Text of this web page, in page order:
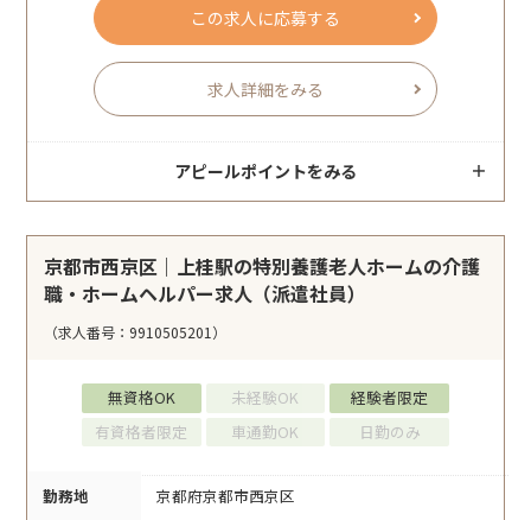
この求人に応募する
求人詳細をみる
アピールポイントをみる
京都市西京区｜上桂駅の特別養護老人ホームの介護
職・ホームヘルパー求人（派遣社員）
（求人番号：9910505201）
無資格OK 未経験OK
経験者限定
有資格者限定
車通勤OK 日勤のみ
勤務地 京都府京都市西京区